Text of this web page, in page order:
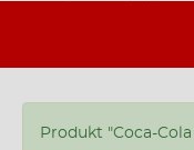
Produkt "Coca-